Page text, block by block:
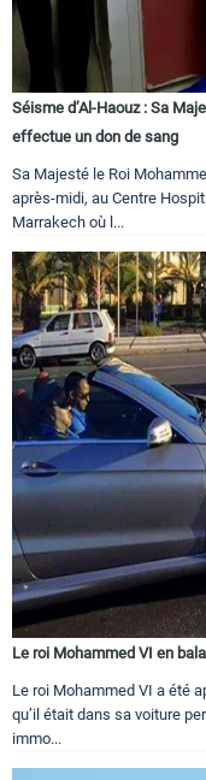
Séisme d’Al-Haouz : Sa
effectue un don de sang
Sa Majesté le Roi
après-midi, au Centre
Marrakech où l...
Le roi Mohammed VI en
Le roi Mohammed VI a été
qu’il était dans sa voiture
immo...